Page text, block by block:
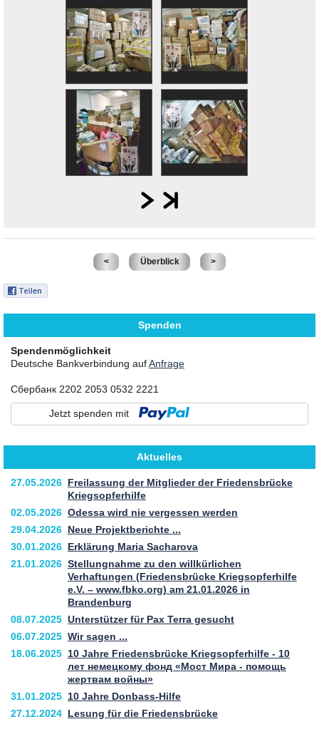
< Überblick >
Spenden
Spendenmöglichkeit
Deutsche Bankverbindung aufAnfrage
Сбербанк 2202 2053 0532 2221
Jetzt spenden mit
Aktuelles
27.05.2026 Freilassung der Mitglieder der Friedensbrücke
Kriegsopferhilfe
02.05.2026 Odessa wird nie vergessen werden
29.04.2026 Neue Projektberichte ...
30.01.2026 Erklärung Maria Sacharova
21.01.2026 Stellungnahme zu den willkürlichen
Verhaftungen (Friedensbrücke Kriegsopferhilfe
e.V. – www.fbko.org) am 21.01.2026 in
Brandenburg
08.07.2025 Unterstützer für Pax Terra gesucht
06.07.2025 Wir sagen ...
18.06.2025 10 Jahre Friedensbrücke Kriegsopferhilfe - 10
лет немецкому фонд «Мост Мира - помощь
жертвам войны»
31.01.2025 10 Jahre Donbass-Hilfe
27.12.2024 Lesung für die Friedensbrücke